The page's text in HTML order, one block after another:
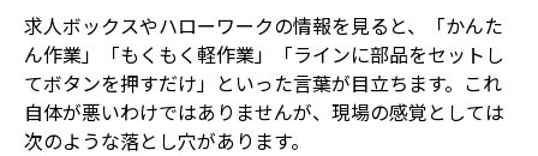
求人ボックスやハローワークの情報を見ると、「かんた
ん作業」「もくもく軽作業」「ラインに部品をセットし
てボタンを押すだけ」といった言葉が目立ちます。これ
自体が悪いわけではありませんが、現場の感覚としては
次のような落とし穴があります。